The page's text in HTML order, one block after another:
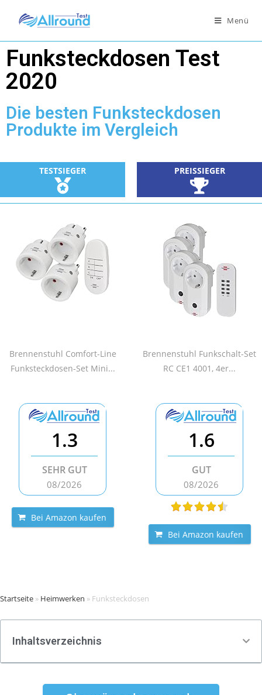
Menü
Funksteckdosen Test
2020
Die besten Funksteckdosen
Produkte im Vergleich
TESTSIEGER PREISSIEGER
Brennenstuhl Comfort-Line
Funksteckdosen-Set Mini...
Brennenstuhl Funkschalt-Set
RC CE1 4001, 4er...
1.3
SEHR GUT
08/2026
Bei Amazon kaufen
1.6
GUT
08/2026
Bei Amazon kaufen
Startseite » Heimwerken » Funksteckdosen
Inhaltsverzeichnis